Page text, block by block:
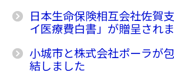
日本生命保険相互会社佐賀
イ医療費白書」が贈呈され
小城市と株式会社ポーラが
結しました